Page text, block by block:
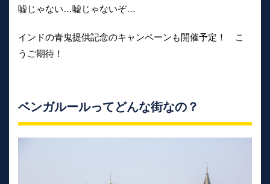
嘘じゃない…嘘じゃないぞ…
インドの青鬼提供記念のキャンペーンも開催予定！ こ
うご期待！
ベンガルールってどんな街なの？